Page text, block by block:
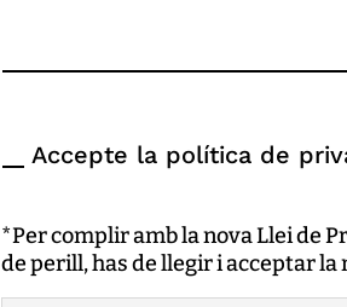
Accepte la política de
*Per complir amb la nova Llei de
de perill, has de llegir i acceptar la